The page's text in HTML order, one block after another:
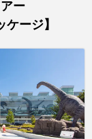
ー
ージ】